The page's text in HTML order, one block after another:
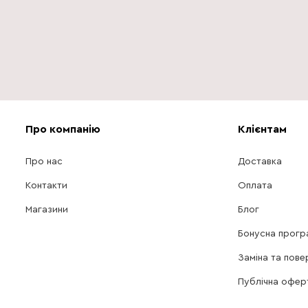
Про компанію
Про нас
Контакти
Магазини
Клієнтам
Доставка
Оплата
Блог
Бонусна
Заміна та
Публічна